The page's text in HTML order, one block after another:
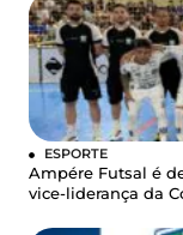
ESPORTE
Ampére Futsal é
vice-liderança da